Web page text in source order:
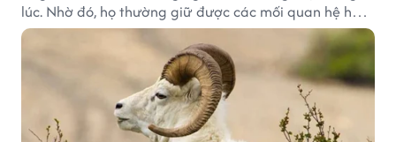
lúc. Nhờ đó, họ thường giữ được các mối quan hệ hài
hòa và nhận được sự yêu mến từ những người xung